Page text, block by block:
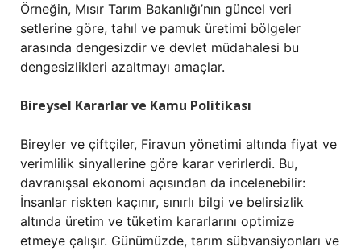
Örneğin, Mısır Tarım Bakanlığı’nın güncel veri
setlerine göre, tahıl ve pamuk üretimi bölgeler
arasında dengesizdir ve devlet müdahalesi bu
dengesizlikleri azaltmayı amaçlar.
Bireysel Kararlar ve Kamu Politikası
Bireyler ve çiftçiler, Firavun yönetimi altında fiyat ve
verimlilik sinyallerine göre karar verirlerdi. Bu,
davranışsal ekonomi açısından da incelenebilir:
İnsanlar riskten kaçınır, sınırlı bilgi ve belirsizlik
altında üretim ve tüketim kararlarını optimize
etmeye çalışır. Günümüzde, tarım sübvansiyonları ve